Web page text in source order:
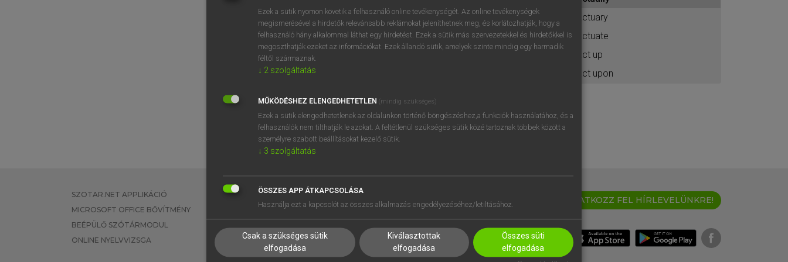
BELÉPÉS
próbaverziójának elindításához
regisztrálok ésbelépek.
REGISZTRÁCIÓ
actuary
actuate
act up
act upon
SZOTAR.NET APPLIKÁCIÓ
MICROSOFT OFFICE BŐVÍTMÉNY
BEÉPÜLŐ SZÓTÁRMODUL
ONLINE NYELVVIZSGA
EGYÉNI FELHASZNÁLÓKNAK
TANULÓKNAK
VÁLLALATI MEGOLDÁSOK
SÚGÓ
RÓLUNK
SÜTI BEÁLLÍTÁSOK
IRATKOZZ FEL HÍRLEVELÜNKRE!
Ezek a sütik nyomon követik a felhasználó online tevékenységét. Az online tevékenységek
megismerésével a hirdetők relevánsabb reklámokat jeleníthetnek meg, és korlátozhatják, hogy a
felhasználó hány alkalommal láthat egy hirdetést. Ezek a sütik más szervezetekkel és hirdetőkkel is
megoszthatják ezeket az információkat. Ezek állandó sütik, amelyek szinte mindig egy harmadik
féltől származnak.
↓ 2 szolgáltatás
MŰKÖDÉSHEZ ELENGEDHETETLEN (mindig szükséges)
Ezek a sütik elengedhetetlenek az oldalunkon történő böngészéshez,a funkciók használatához, és a
felhasználók nem tilthatják le azokat. A feltétlenül szükséges sütik közé tartoznak többek között a
személyre szabott beállításokat kezelő sütik.
↓ 3 szolgáltatás
ÖSSZES APP ÁTKAPCSOLÁSA
Használja ezt a kapcsolót az összes alkalmazás engedélyezéséhez/letiltásához.
Csak a szükséges sütik
elfogadása
Kiválasztottak
elfogadása
Összes süti
elfogadása